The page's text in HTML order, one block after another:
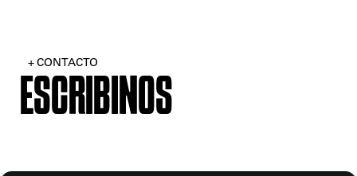
+ CONTACTO
ESCRIBINOS